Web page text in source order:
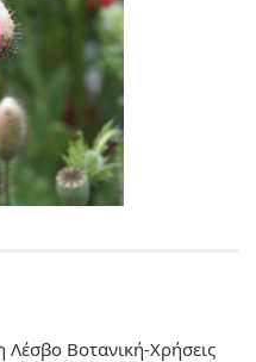
Βοτανική-Χρήσεις